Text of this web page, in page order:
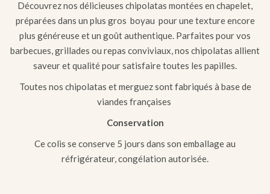
Découvrez nos délicieuses chipolatas montées en chapelet,
préparées dans un plus gros boyau pour une texture encore
plus généreuse et un goût authentique. Parfaites pour vos
barbecues, grillades ou repas conviviaux, nos chipolatas allient
saveur et qualité pour satisfaire toutes les papilles.
Toutes nos chipolatas et merguez sont fabriqués à base de
viandes françaises
Conservation
Ce colis se conserve 5 jours dans son emballage au
réfrigérateur, congélation autorisée.